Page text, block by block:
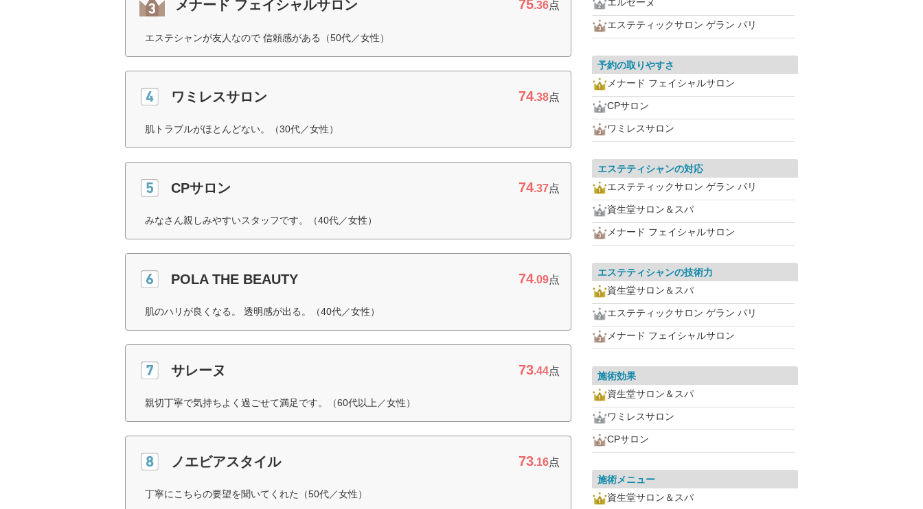
メナード フェイシャルサロン 75.36点
エステシャンが友人なので 信頼感がある（50代／女性）
ワミレスサロン 74.38点
肌トラブルがほとんどない。（30代／女性）
CPサロン 74.37点
みなさん親しみやすいスタッフです。（40代／女性）
POLA THE BEAUTY 74.09点
肌のハリが良くなる。 透明感が出る。（40代／女性）
サレーヌ 73.44点
親切丁寧で気持ちよく過ごせて満足です。（60代以上／女性）
ノエビアスタイル 73.16点
丁寧にこちらの要望を聞いてくれた（50代／女性）
エステティックサロン ゲラン パリ
予約の取りやすさ
メナード フェイシャルサロン
CPサロン
ワミレスサロン
エステティシャンの対応
エステティックサロン ゲラン パリ
資生堂サロン＆スパ
メナード フェイシャルサロン
エステティシャンの技術力
資生堂サロン＆スパ
エステティックサロン ゲラン パリ
メナード フェイシャルサロン
施術効果
資生堂サロン＆スパ
ワミレスサロン
CPサロン
施術メニュー
資生堂サロン＆スパ